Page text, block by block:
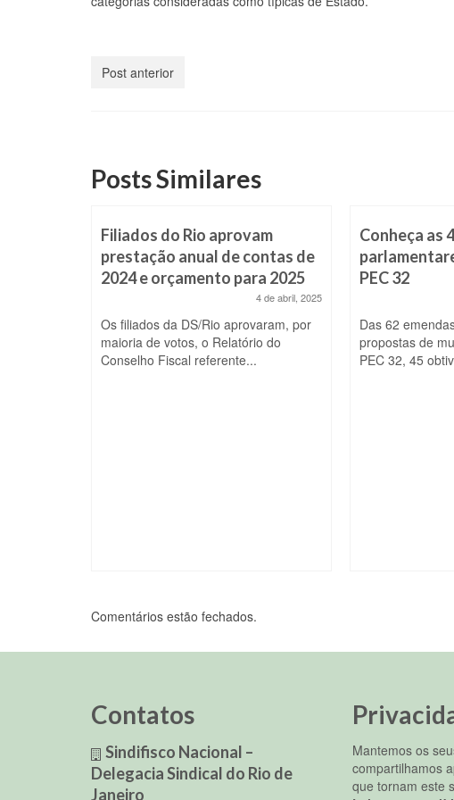
Post anterior
Posts Similares
Filiados do Rio aprovam
prestação anual de contas de
2024 e orçamento para 2025
4 de abril, 2025
Os filiados da DS/Rio aprovaram, por
maioria de votos, o Relatório do
Conselho Fiscal referente...
Conheça as
PEC 32
Das 62
propostas de
PEC 32, 45
Comentários estão fechados.
Contatos
Sindifisco Nacional –
Delegacia Sindical do Rio de
Janeiro
Mantemos os
compartilhamos
que tornam este